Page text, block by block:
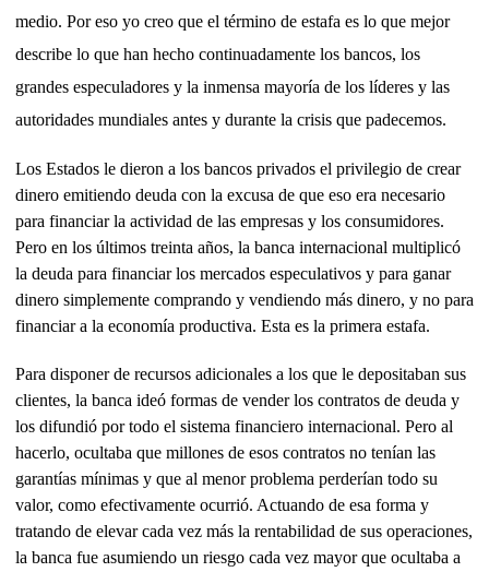
medio. Por eso yo creo que el término de estafa es lo que mejor
describe lo que han hecho continuadamente los bancos, los
grandes especuladores y la inmensa mayoría de los líderes y las
autoridades mundiales antes y durante la crisis que padecemos.
Los Estados le dieron a los bancos privados el privilegio de crear
dinero emitiendo deuda con la excusa de que eso era necesario
para financiar la actividad de las empresas y los consumidores.
Pero en los últimos treinta años, la banca internacional multiplicó
la deuda para financiar los mercados especulativos y para ganar
dinero simplemente comprando y vendiendo más dinero, y no para
financiar a la economía productiva. Esta es la primera estafa.
Para disponer de recursos adicionales a los que le depositaban sus
clientes, la banca ideó formas de vender los contratos de deuda y
los difundió por todo el sistema financiero internacional. Pero al
hacerlo, ocultaba que millones de esos contratos no tenían las
garantías mínimas y que al menor problema perderían todo su
valor, como efectivamente ocurrió. Actuando de esa forma y
tratando de elevar cada vez más la rentabilidad de sus operaciones,
la banca fue asumiendo un riesgo cada vez mayor que ocultaba a